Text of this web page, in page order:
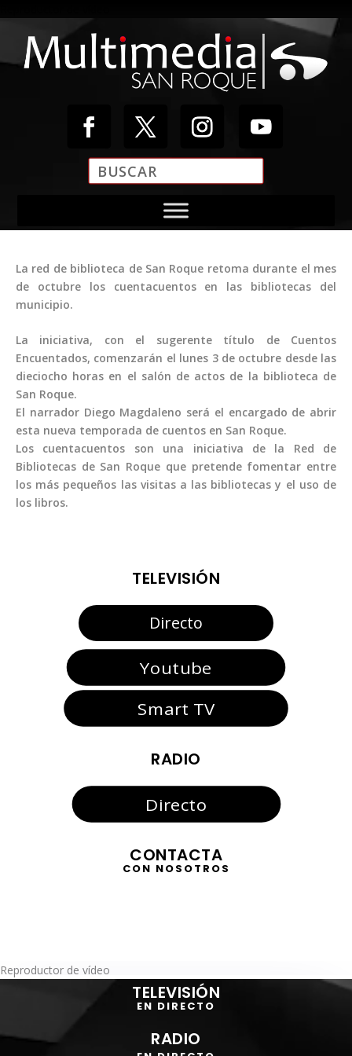
00:03
00:00
La red de biblioteca de San Roque retoma durante el mes
de octubre los cuentacuentos en las bibliotecas del
municipio.
La iniciativa, con el sugerente título de Cuentos
Encuentados, comenzarán el lunes 3 de octubre desde las
dieciocho horas en el salón de actos de la biblioteca de
San Roque.
El narrador Diego Magdaleno será el encargado de abrir
esta nueva temporada de cuentos en San Roque.
Los cuentacuentos son una iniciativa de la Red de
Bibliotecas de San Roque que pretende fomentar entre
los más pequeños las visitas a las bibliotecas y el uso de
los libros.
TELEVISIÓN
Directo
Youtube
Smart TV
RADIO
Directo
CONTACTA
CON NOSOTROS
Reproductor de vídeo
TELEVISIÓN
EN DIRECTO
RADIO